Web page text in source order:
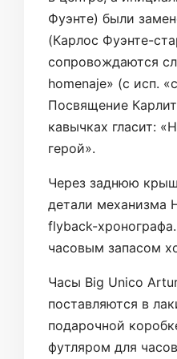
Фуэнте) были
(Карлос Фуэнте-
сопровождаются
homenaje» (с исп.
Посвящение
кавычках гласит:
герой».
Через заднюю
детали механизма
flyback-
часовым запасом
Часы Big Unico
поставляются в
подарочной
футляром для